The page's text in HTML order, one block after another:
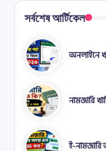
সর্বশেষ আর্টিকেল
অনলাইনে
নামজারি
ই-